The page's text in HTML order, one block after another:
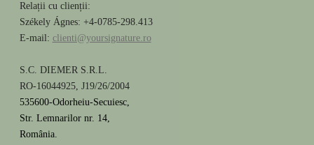
Relații cu clienții:
Székely Ágnes: +4-0785-298.413
E-mail: clienti@yoursignature.ro
S.C. DIEMER S.R.L.
RO-16044925, J19/26/2004
535600-Odorheiu-Secuiesc,
Str. Lemnarilor nr. 14,
România.